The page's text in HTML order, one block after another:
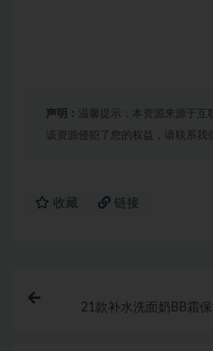
声明： 温馨提示：本资源来源于互
该资源侵犯了您的权益，请联系我
收藏 链接
21款补水洗面奶BB霜